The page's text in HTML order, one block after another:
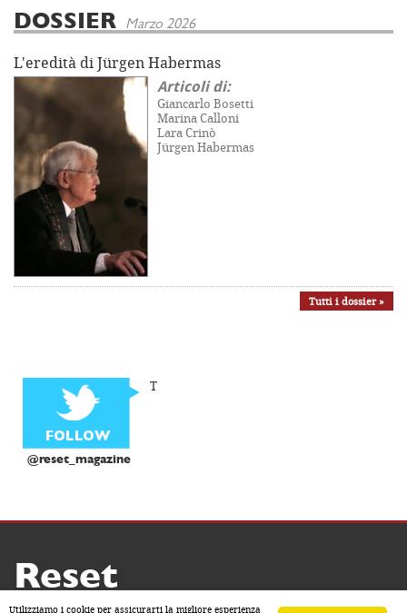
DOSSIER Marzo 2026
L'eredità di Jürgen Habermas
Articoli di:
Giancarlo Bosetti
Marina Calloni
Lara Crinò
Jürgen Habermas
Tutti i dossier »
@reset_magazine
T
Reset
Utilizziamo i cookie per assicurarti la migliore esperienza